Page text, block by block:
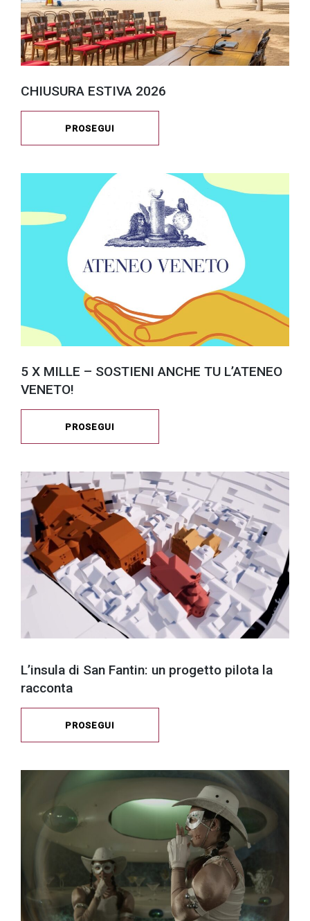
CHIUSURA ESTIVA 2026
PROSEGUI
5 X MILLE – SOSTIENI ANCHE TU L’ATENEO
VENETO!
PROSEGUI
L’insula di San Fantin: un progetto pilota la
racconta
PROSEGUI